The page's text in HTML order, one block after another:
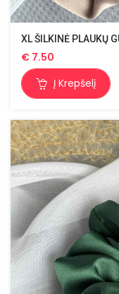
XL ŠILKINĖ PLAUKŲ
€ 7.50
Į Krepšelį